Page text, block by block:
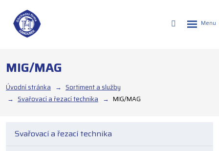
MIG/MAG
Úvodní stránka
Sortiment a služby
Svařovací a řezací technika
MIG/MAG
Svařovací a řezací technika